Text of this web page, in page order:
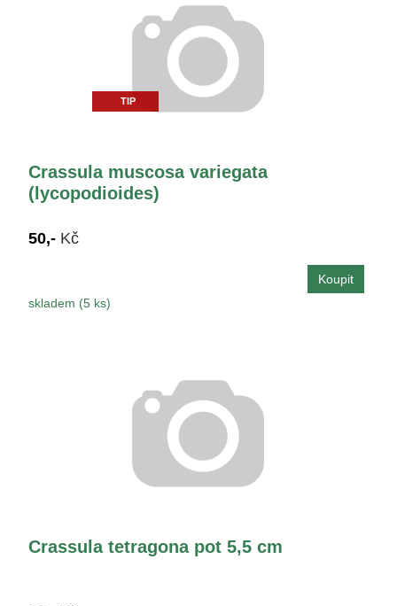
TIP
Crassula muscosa variegata
(lycopodioides)
50,- Kč
skladem (5 ks)
Crassula tetragona pot 5,5 cm